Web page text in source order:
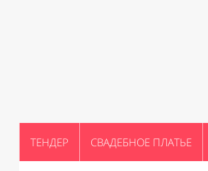
ТЕНДЕР СВАДЕБНОЕ ПЛАТЬЕ